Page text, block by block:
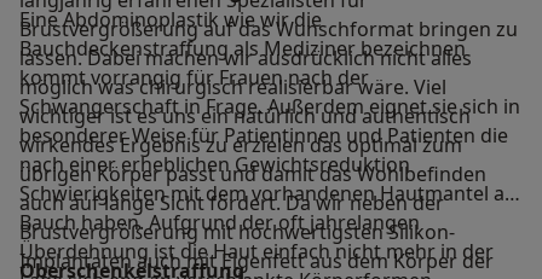
Brustvergrößerung auf das Wunschformat bringen zu
lassen. Dabei machen wir ausdrücklich nicht alles
möglich was chirurgisch realisierbar wäre. Viel
wichtiger ist es uns ein natürlich und authentisch
wirkendes Ergebnis zu erzielen das optimal zum
übrigen Körper passt und damit das Wohlbefinden
auch auf lange Sicht fördert. Da wir neben der
Brustvergrößerung mit hochwertigsten Silikon-
Implantaten auch mit Eigenfett aus dem Körper der
Eine Abdominoplastik wie wir die
Bauchdeckenstraffung als Mediziner bezeichnen
kommt vorrangig für Frauen nach der
Schwangerschaft in Frage. Außerdem eignet sie sich in
besonderer Weise für Patientinnen und Patienten die
nach einer erheblichen Gewichtsreduktion
Schwierigkeiten mit dem vorhandenen Hautmantel am
Bauch haben. Aufgrund der oft jahrelangen
Überdehnung ist die Haut einfach nicht mehr in der
Oberschenkelstraffung